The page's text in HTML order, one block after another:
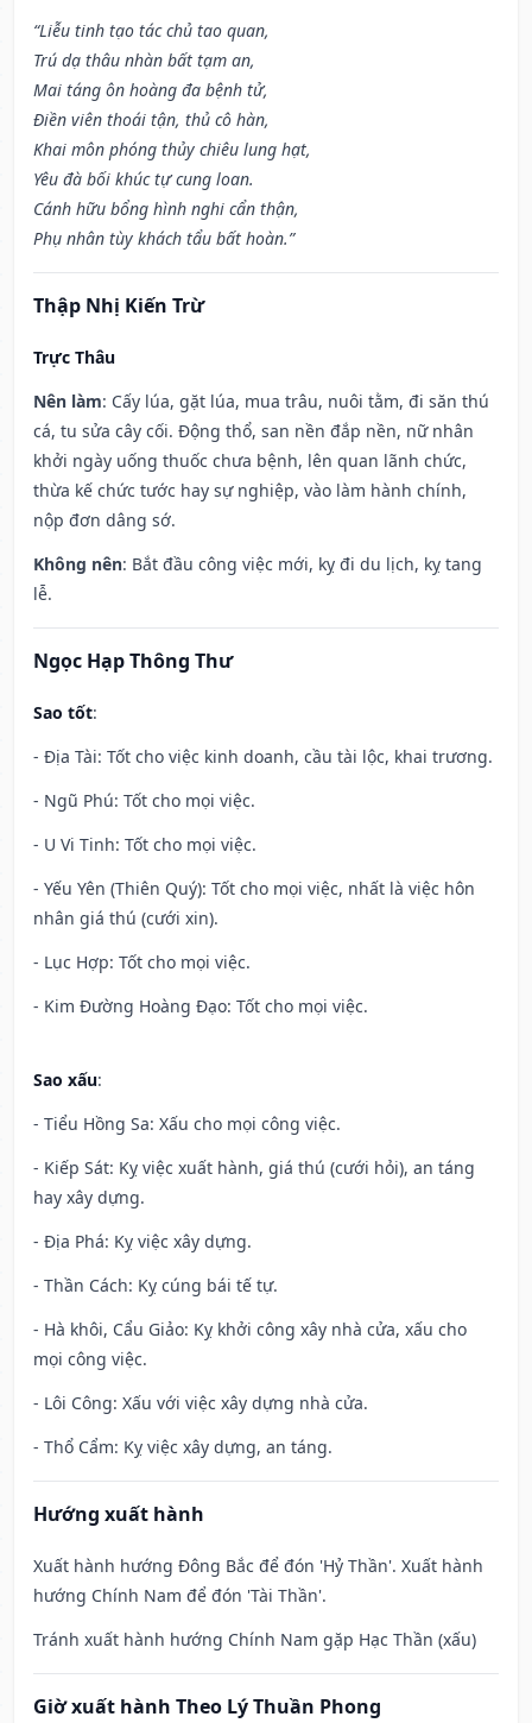
“Liễu tinh tạo tác chủ tao quan,
Trú dạ thâu nhàn bất tạm an,
Mai táng ôn hoàng đa bệnh tử,
Điền viên thoái tận, thủ cô hàn,
Khai môn phóng thủy chiêu lung hạt,
Yêu đà bối khúc tự cung loan.
Cánh hữu bổng hình nghi cẩn thận,
Phụ nhân tùy khách tẩu bất hoàn.”
Thập Nhị Kiến Trừ
Trực Thâu
Nên làm: Cấy lúa, gặt lúa, mua trâu, nuôi tằm, đi săn thú
cá, tu sửa cây cối. Động thổ, san nền đắp nền, nữ nhân
khởi ngày uống thuốc chưa bệnh, lên quan lãnh chức,
thừa kế chức tước hay sự nghiệp, vào làm hành chính,
nộp đơn dâng sớ.
Không nên: Bắt đầu công việc mới, kỵ đi du lịch, kỵ tang
lễ.
Ngọc Hạp Thông Thư
Sao tốt:
- Địa Tài: Tốt cho việc kinh doanh, cầu tài lộc, khai trương.
- Ngũ Phú: Tốt cho mọi việc.
- U Vi Tinh: Tốt cho mọi việc.
- Yếu Yên (Thiên Quý): Tốt cho mọi việc, nhất là việc hôn
nhân giá thú (cưới xin).
- Lục Hợp: Tốt cho mọi việc.
- Kim Đường Hoàng Đạo: Tốt cho mọi việc.
Sao xấu:
- Tiểu Hồng Sa: Xấu cho mọi công việc.
- Kiếp Sát: Kỵ việc xuất hành, giá thú (cưới hỏi), an táng
hay xây dựng.
- Địa Phá: Kỵ việc xây dựng.
- Thần Cách: Kỵ cúng bái tế tự.
- Hà khôi, Cẩu Giảo: Kỵ khởi công xây nhà cửa, xấu cho
mọi công việc.
- Lôi Công: Xấu với việc xây dựng nhà cửa.
- Thổ Cẩm: Kỵ việc xây dựng, an táng.
Hướng xuất hành
Xuất hành hướng Đông Bắc để đón 'Hỷ Thần'. Xuất hành
hướng Chính Nam để đón 'Tài Thần'.
Tránh xuất hành hướng Chính Nam gặp Hạc Thần (xấu)
Giờ xuất hành Theo Lý Thuần Phong